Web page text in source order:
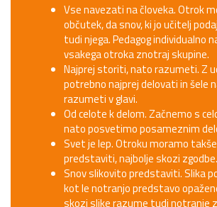
Vse navezati na človeka. Otrok
občutek, da snov, ki jo učitelj
tudi njega. Pedagog individualno
vsakega otroka znotraj skupine.
Najprej storiti, nato razumeti. Z
potrebno najprej delovati in šele
razumeti v glavi.
Od celote k delom. Začnemo s
nato posvetimo posameznim
Svet je lep. Otroku moramo
predstaviti, najbolje skozi zgodbe.
Snov slikovito predstaviti. Slika
kot le notranjo predstavo
skozi slike razume tudi notranje